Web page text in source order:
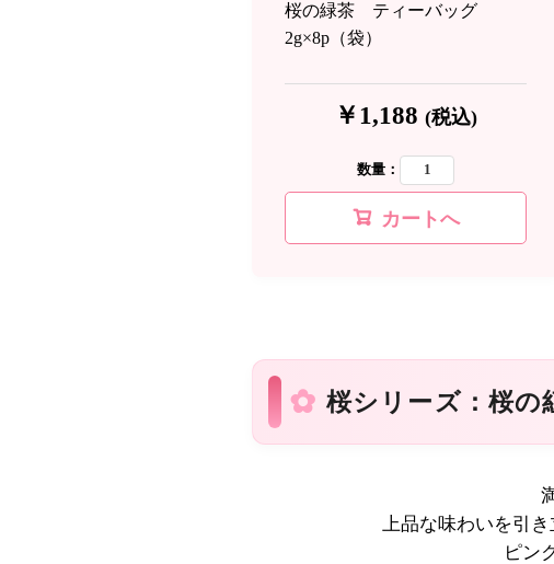
桜の緑茶 ティーバッグ
2g×8p（袋）
￥1,188 (税込)
数量：
カートへ
桜シリーズ：桜の
上品な味わいを引
ピン